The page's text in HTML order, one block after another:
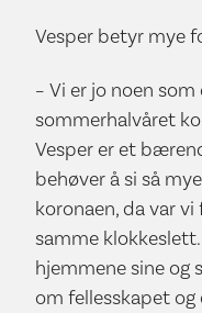
Vesper betyr mye
– Vi er jo noen
sommerhalvåret
Vesper er et
behøver å si så
koronaen, da var
samme
hjemmene sine og
om fellesskapet